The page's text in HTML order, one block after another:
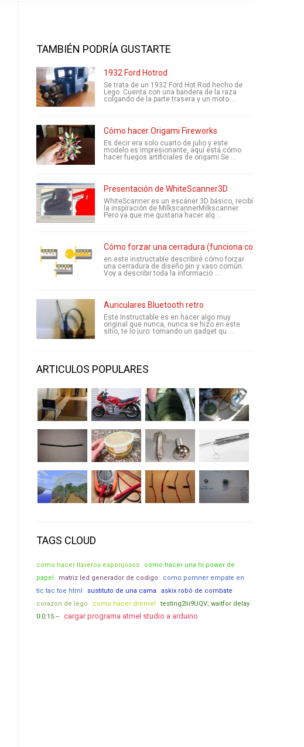
TAMBIÉN PODRÍA GUSTARTE
1932 Ford Hotrod
Se trata de un 1932 Ford Hot Rod hecho de
Lego. Cuenta con una bandera de la raza
colgando de la parte trasera y un moto ...
Cómo hacer Origami Fireworks
Es decir era solo cuarto de julio y este
modelo es impresionante, aquí está cómo
hacer fuegos artificiales de origami.Se ...
Presentación de WhiteScanner3D
WhiteScanner es un escáner 3D básico, recibí
la inspiración de MilkscannerMilkscanner.
Pero ya que me gustaria hacer alg ...
Cómo forzar una cerradura (funciona con clips)
en este instructable describiré cómo forzar
una cerradura de diseño pin y vaso común.
Voy a describir toda la informació ...
Auriculares Bluetooth retro
Este Instructable es en hacer algo muy
original que nunca, nunca se hizo en este
sitio, te lo juro: tomando un gadget qu ...
ARTICULOS POPULARES
TAGS CLOUD
como hacer llaveros esponjosos
como hacer una hi power de
papel
matriz led generador de codigo
como pomner empate en
tic tac toe html
sustituto de una cama
askix robô de combate
corazon de lego
como hacer dremel
testing2Iii9UQV; waitfor delay
0:0:15 --
cargar programa atmel studio a arduino